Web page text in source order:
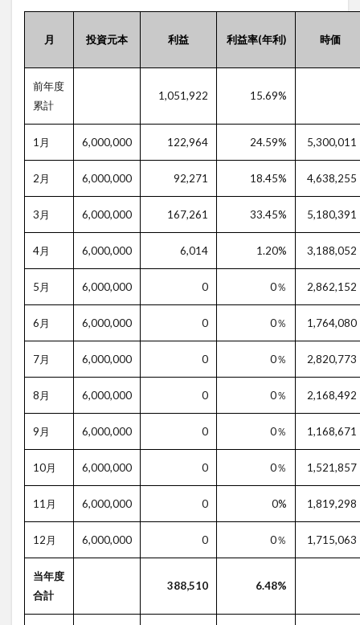
月 投資元本 利益 利益率(年利) 時価
前年度
累計
1,051,922 15.69%
1月 6,000,000 122,964 24.59% 5,300,011
2月 6,000,000 92,271 18.45% 4,638,255
3月 6,000,000 167,261 33.45% 5,180,391
4月 6,000,000 6,014 1.20% 3,188,052
5月 6,000,000 0 0％ 2,862,152
6月 6,000,000 0 0％ 1,764,080
7月 6,000,000 0 0％ 2,820,773
8月 6,000,000 0 0％ 2,168,492
9月 6,000,000 0 0％ 1,168,671
10月 6,000,000 0 0％ 1,521,857
11月 6,000,000 0 0% 1,819,298
12月 6,000,000 0 0％ 1,715,063
当年度
合計
388,510 6.48%